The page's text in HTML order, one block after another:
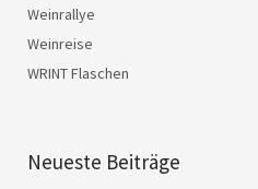
Weinrallye
Weinreise
WRINT Flaschen
Neueste Beiträge